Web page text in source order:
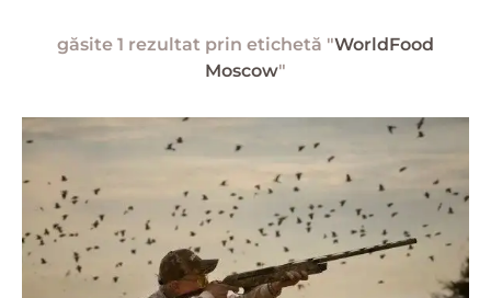
găsite 1 rezultat prin etichetă "WorldFood
Moscow"